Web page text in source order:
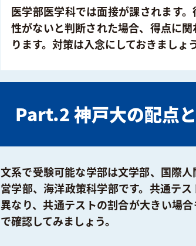
医学部医学科では面接が課されます
性がないと判断された場合、得点に
ります。対策は入念にしておきましょう
Part.2 神戸大の配点
文系で受験可能な学部は文学部、国際
営学部、海洋政策科学部です。共通テ
異なり、共通テストの割合が大きい場
で確認してみましょう。